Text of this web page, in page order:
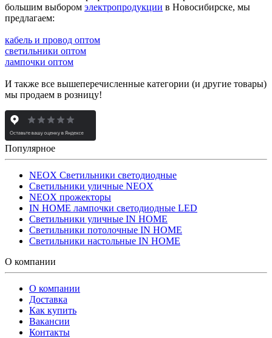
большим выбором электропродукции в Новосибирске, мы
предлагаем:
кабель и провод оптом
светильники оптом
лампочки оптом
И также все вышеперечисленные категории (и другие товары)
мы продаем в розницу!
Популярное
NEOX Светильники светодиодные
Светильники уличные NEOX
NEOX прожекторы
IN HOME лампочки светодиодные LED
Светильники уличные IN HOME
Светильники потолочные IN HOME
Светильники настольные IN HOME
О компании
О компании
Доставка
Как купить
Вакансии
Контакты